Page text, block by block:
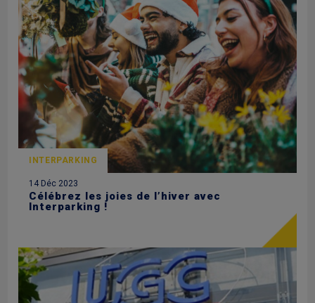
INTERPARKING
14 Déc 2023
Célébrez les joies de l’hiver avec
Interparking !